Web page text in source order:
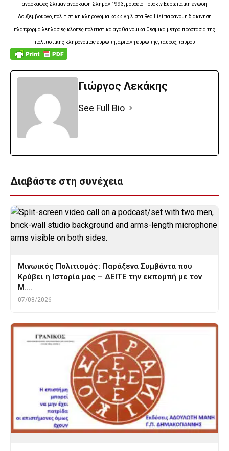
ανασκαφες Σλιμαν ανασκαφη Σλημαν 1993, μουσειο Πουσκιν Ευρωπαικη ενωση
Λουξεμβουργο, πολιτιστικη κληρονομια κοκκινη λιστα Red List παρανομη διακινηση
πλατφορμα λεηλασιες κλοπες πολιτιστικα αγαθα νομικα θεσμικα μετρα προστασια της
πολιτιστικης κληρονομιας ευρωπη, αρπαγη ευρωπης, ταυρος, ταυρου
Γιώργος Λεκάκης
See Full Bio
Διαβάστε στη συνέχεια
Μινωικός Πολιτισμός: Παράξενα Συμβάντα που
Κρύβει η Ιστορία μας – ΔΕΙΤΕ την εκπομπή με τον
Μ.…
07/08/2026